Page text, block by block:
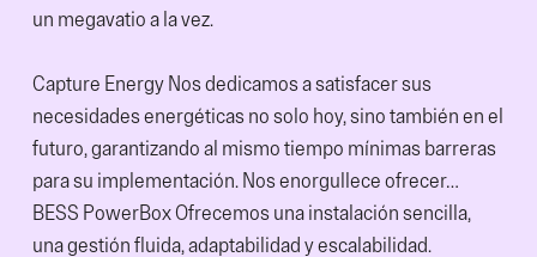
un megavatio a la vez.
Capture Energy Nos dedicamos a satisfacer sus
necesidades energéticas no solo hoy, sino también en el
futuro, garantizando al mismo tiempo mínimas barreras
para su implementación. Nos enorgullece ofrecer…
BESS PowerBox Ofrecemos una instalación sencilla,
una gestión fluida, adaptabilidad y escalabilidad.